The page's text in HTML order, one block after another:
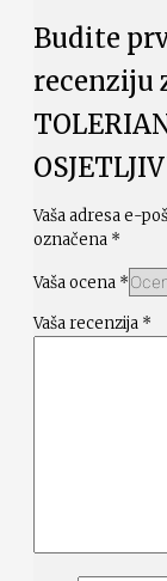
Budite
recenziju
Vaša adresa e-
označena *
Vaša ocena *
Vaša recenzija *